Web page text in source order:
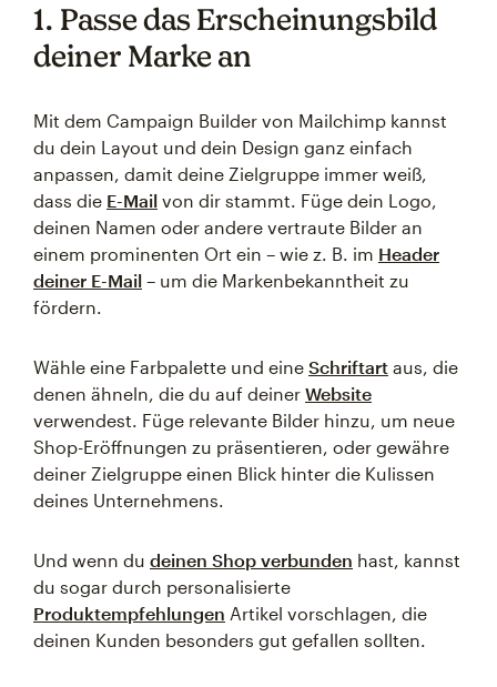
1. Passe das Erscheinungsbild
deiner Marke an
Mit dem Campaign Builder von Mailchimp kannst
du dein Layout und dein Design ganz einfach
anpassen, damit deine Zielgruppe immer weiß,
dass die E-Mail von dir stammt. Füge dein Logo,
deinen Namen oder andere vertraute Bilder an
einem prominenten Ort ein – wie z. B. im Header
deiner E-Mail – um die Markenbekanntheit zu
fördern.
Wähle eine Farbpalette und eine Schriftart aus, die
denen ähneln, die du auf deiner Website
verwendest. Füge relevante Bilder hinzu, um neue
Shop-Eröffnungen zu präsentieren, oder gewähre
deiner Zielgruppe einen Blick hinter die Kulissen
deines Unternehmens.
Und wenn du deinen Shop verbunden hast, kannst
du sogar durch personalisierte
Produktempfehlungen Artikel vorschlagen, die
deinen Kunden besonders gut gefallen sollten.